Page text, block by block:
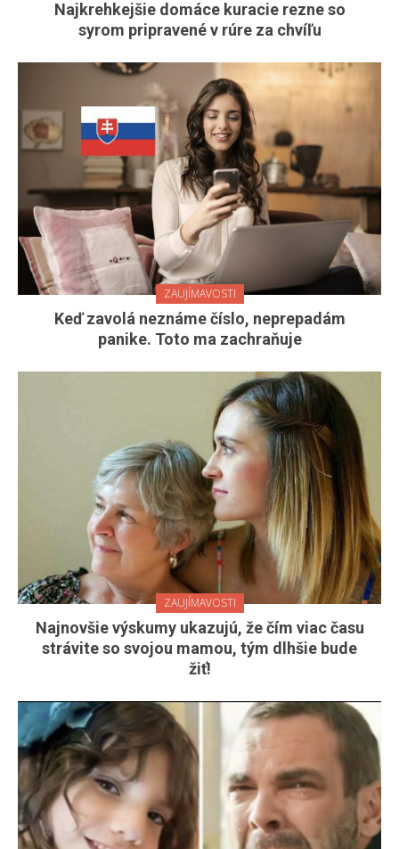
Najkrehkejšie domáce kuracie rezne so
syrom pripravené v rúre za chvíľu
ZAUJÍMAVOSTI
Keď zavolá neznáme číslo, neprepadám
panike. Toto ma zachraňuje
ZAUJÍMAVOSTI
Najnovšie výskumy ukazujú, že čím viac času
strávite so svojou mamou, tým dlhšie bude
žiť!